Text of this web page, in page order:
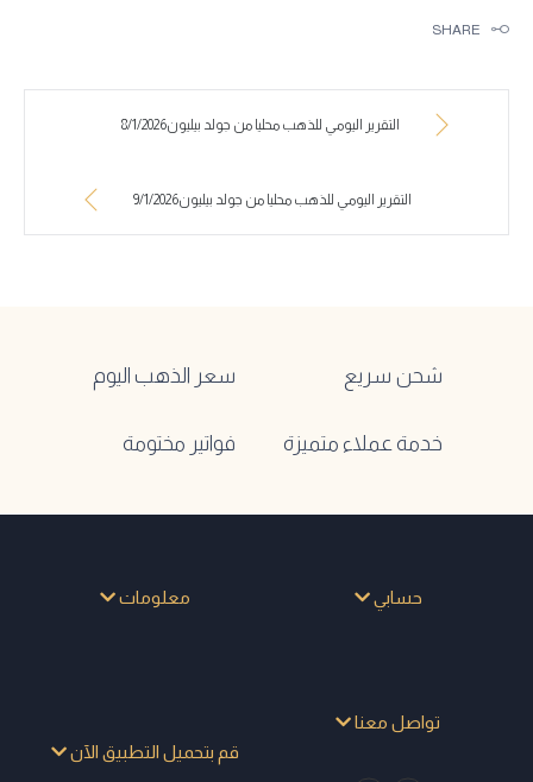
SHARE
التقرير اليومي للذهب محليا من جولد بيليون8/1/2026
التقرير اليومي للذهب محليا من جولد بيليون9/1/2026
شحن سريع سعر الذهب اليوم
خدمة عملاء متميزة فواتير مختومة
حسابي معلومات
تواصل معنا
قم بتحميل التطبيق الآن